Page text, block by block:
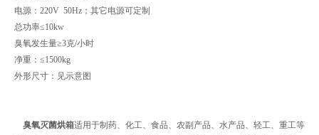
电源：220V 50Hz；其它电源可定制
总功率≤10kw
臭氧发生量≥3克/小时
净重：≤1500kg
外形尺寸：见示意图
臭氧灭菌烘箱适用于制药、化工、食品、农副产品、水产品、轻工、重工等